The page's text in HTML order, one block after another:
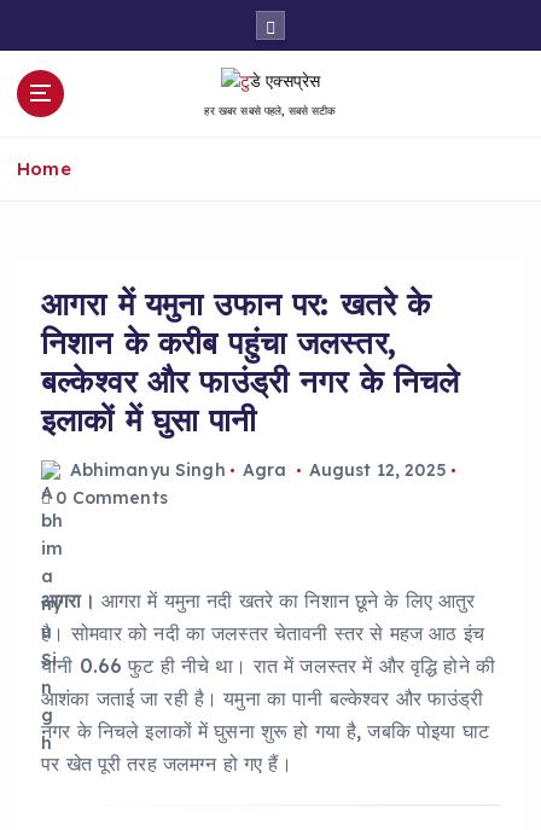
हर खबर सबसे पहले, सबसे सटीक
Home
आगरा में यमुना उफान पर: खतरे के
निशान के करीब पहुंचा जलस्तर,
बल्केश्वर और फाउंड्री नगर के निचले
इलाकों में घुसा पानी
Abhimanyu Singh Agra
August 12, 2025
0 Comments
आगरा। आगरा में यमुना नदी खतरे का निशान छूने के लिए आतुर
है। सोमवार को नदी का जलस्तर चेतावनी स्तर से महज आठ इंच
यानी 0.66 फुट ही नीचे था। रात में जलस्तर में और वृद्धि होने की
आशंका जताई जा रही है। यमुना का पानी बल्केश्वर और फाउंड्री
नगर के निचले इलाकों में घुसना शुरू हो गया है, जबकि पोइया घाट
पर खेत पूरी तरह जलमग्न हो गए हैं।